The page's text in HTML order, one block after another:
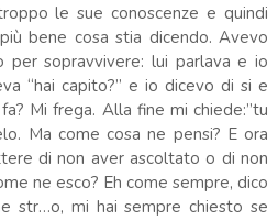
le sue conoscenze e quindi
bene cosa stia dicendo. Avevo
per sopravvivere: lui parlava e io
“hai capito?” e io dicevo di si e
Mi frega. Alla fine mi chiede:”tu
Ma come cosa ne pensi? E ora
di non aver ascoltato o di non
ne esco? Eh come sempre, dico
str…o, mi hai sempre chiesto se